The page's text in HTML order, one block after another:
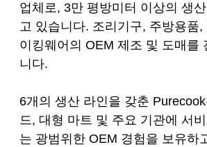
업체로, 3만 평방미터 이상의 생
고 있습니다. 조리기구, 주방용품,
이킹웨어의 OEM 제조 및 도매를
니다.
6개의 생산 라인을 갖춘
드, 대형 마트 및 주요 기관에 서
는 광범위한 OEM 경험을 보유하